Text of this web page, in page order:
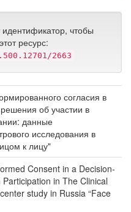
идентификатор, чтобы
ресурс:
2663
согласия в
об участии в
данные
исследования в
к лицу"
Consent in a Decision-
Participation in The Clinical
study in Russia “Face